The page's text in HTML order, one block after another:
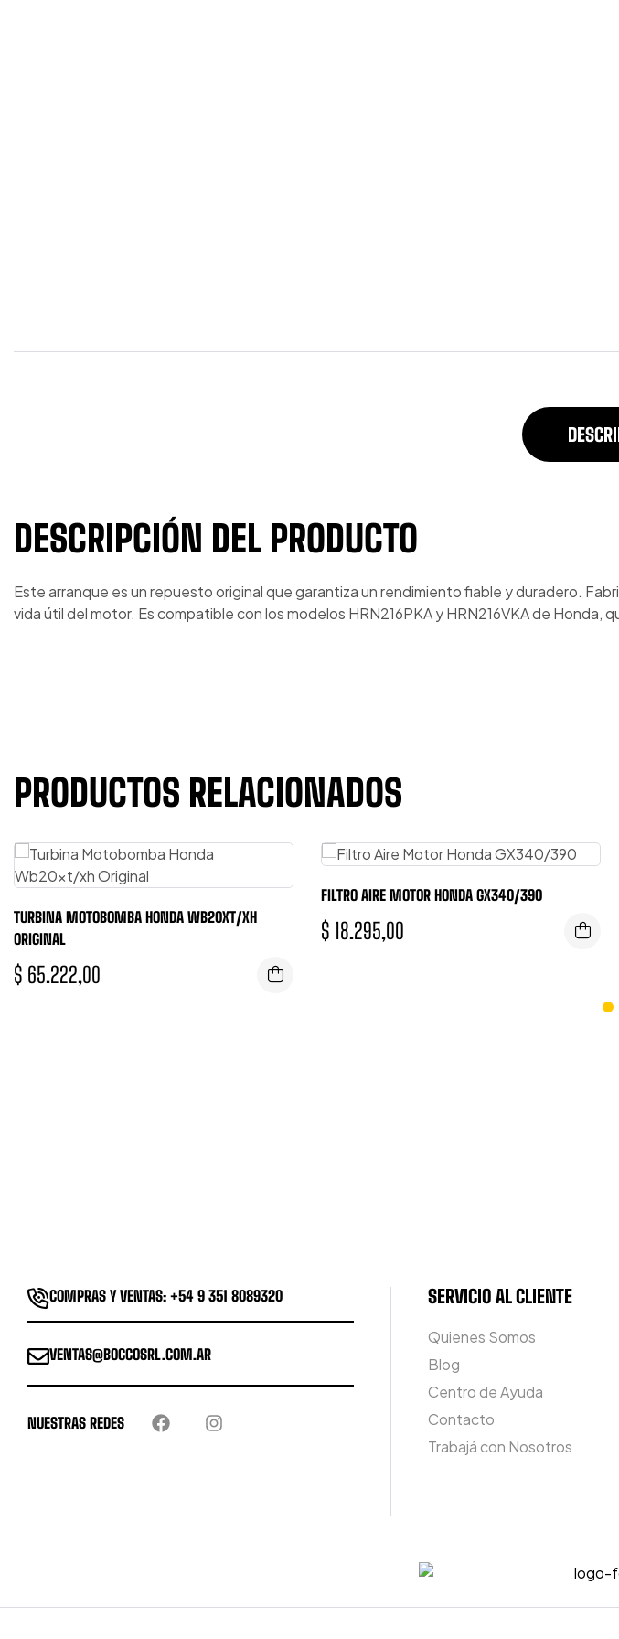
DESCRIPCIÓN DEL PRODUCTO
Este arranque es un repuesto original que garantiza un rendimiento fiable y duradero.
vida útil del motor. Es compatible con los modelos HRN216PKA y HRN216VKA de Honda,
PRODUCTOS RELACIONADOS
TURBINA MOTOBOMBA HONDA WB20XT/XH
ORIGINAL
$ 65.222,00
FILTRO AIRE MOTOR HONDA GX340/390
$ 18.295,00
COMPRAS Y VENTAS: +54 9 351 8089320
VENTAS@BOCCOSRL.COM.AR
NUESTRAS REDES
SERVICIO AL CLIENTE
Quienes Somos
Blog
Centro de Ayuda
Contacto
Trabajá con Nosotros